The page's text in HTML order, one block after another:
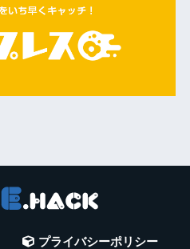
プライバシーポリシー